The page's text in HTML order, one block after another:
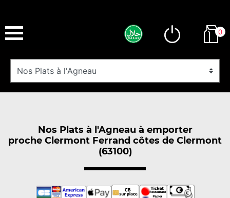
0
Nos Plats à l'Agneau à emporter
proche Clermont Ferrand côtes de Clermont
(63100)